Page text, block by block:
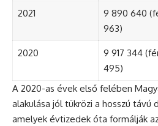
2021
9 890 640
963)
2020
9 917 344
495)
A 2020-as évek első felében
alakulása jól tükrözi a hosszú távú
amelyek évtizedek óta formálják